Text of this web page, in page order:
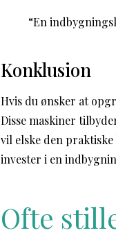
“En
Konklusion
Hvis du ønsker at
Disse maskiner
vil elske den
invester i en
Ofte